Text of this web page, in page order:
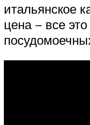
итальянское
цена − все